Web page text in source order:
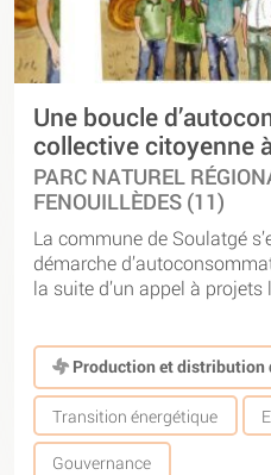
Une boucle
collective citoyenne
PARC NATUREL
FENOUILLÈDES (11)
La commune de Soulatgé
démarche
la suite d’un appel à
Production et distribution
Transition énergétique
Gouvernance